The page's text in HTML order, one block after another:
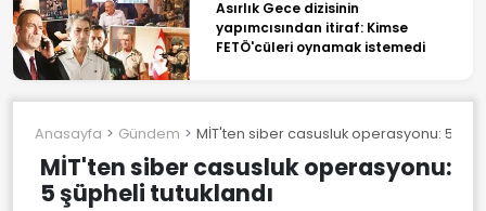
Asırlık Gece dizisinin
yapımcısından itiraf: Kimse
FETÖ'cüleri oynamak istemedi
Anasayfa Gündem MİT'ten siber casusluk operasyonu: 5
MİT'ten siber casusluk operasyonu:
5 şüpheli tutuklandı